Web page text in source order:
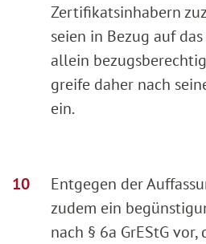
Zertifikatsinhabern
seien in Bezug auf
allein
greife daher nach
ein.
Entgegen der
zudem ein
nach § 6a GrEStG